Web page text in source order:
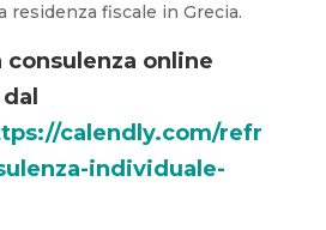
residenza fiscale in Grecia.
consulenza online
calendly.com/refr
individuale-